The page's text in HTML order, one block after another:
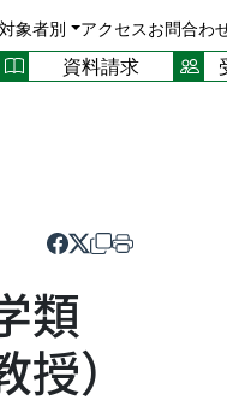
対象者別 アクセスお問合わ
資料請求
類
）